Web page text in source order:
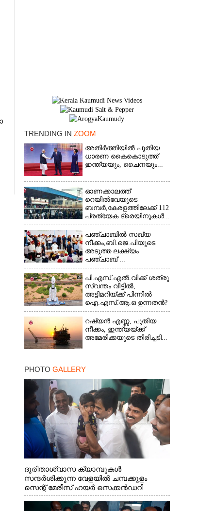
TRENDING IN ZOOM
അതിർത്തിയിൽ പുതിയ
ധാരണ കൈകൊടുത്ത്
ഇന്ത്യയും, ചൈനയും...
ഓണക്കാലത്ത്
റെയിൽവേയുടെ
ബമ്പർ,കേരളത്തിലേക്ക് 112
പ്രത്യേക ട്രെയിനുകൾ...
പഞ്ചാബില്‍ സഖ്യ
നീക്കം,ബി.ജെ.പിയുടെ
അടുത്ത ലക്ഷ്യം
പഞ്ചാബ് ...
പി.എസ്.എൽ.വിക്ക് ശത്രു
സ്വന്തം വീട്ടിൽ,
അട്ടിമറിയ്ക്ക് പിന്നിൽ
ഐ.എസ്.ആ.ഒ ഉന്നതൻ?
റഷ്യൻ എണ്ണ, പുതിയ
നീക്കം, ഇന്ത്യയ്ക്ക്
അമേരിക്കയുടെ തിരിച്ചടി...
PHOTO GALLERY
ദുരിതാശ്വാസ ക്യാമ്പുകൾ
സന്ദർശിക്കുന്ന വേളയിൽ ചമ്പക്കുളം
സെന്റ് മേരീസ് ഹയർ സെക്കൻഡറി
സ്കൂളിലെ ക്യാമ്പിലെത്തിയ എ.ഐ.സി.സി
ജനറൽ സെക്രട്ടറി കെ.സി